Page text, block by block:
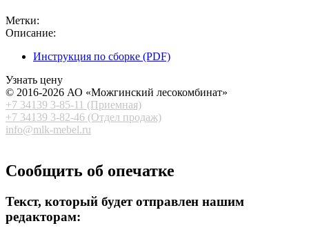
Метки:
Описание:
Инструкция по сборке (PDF)
Узнать цену
© 2016-2026 АО «Можгинский лесокомбинат»
+7 34139 3-85-11 (Приемная)
+7 34139 3-82-46 (Отдел продаж)
info@mlk-mebel.ru
Сообщить об опечатке
Текст, который будет отправлен нашим
редакторам: